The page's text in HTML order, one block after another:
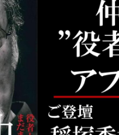
レンタル・ファミリー